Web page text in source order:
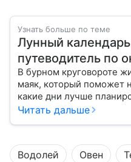
Узнать больше по теме
Лунный
путеводитель по
В бурном круговороте
маяк, который поможет
какие дни лучше
когда стоит уделить
Читать дальше
Водолей Овен